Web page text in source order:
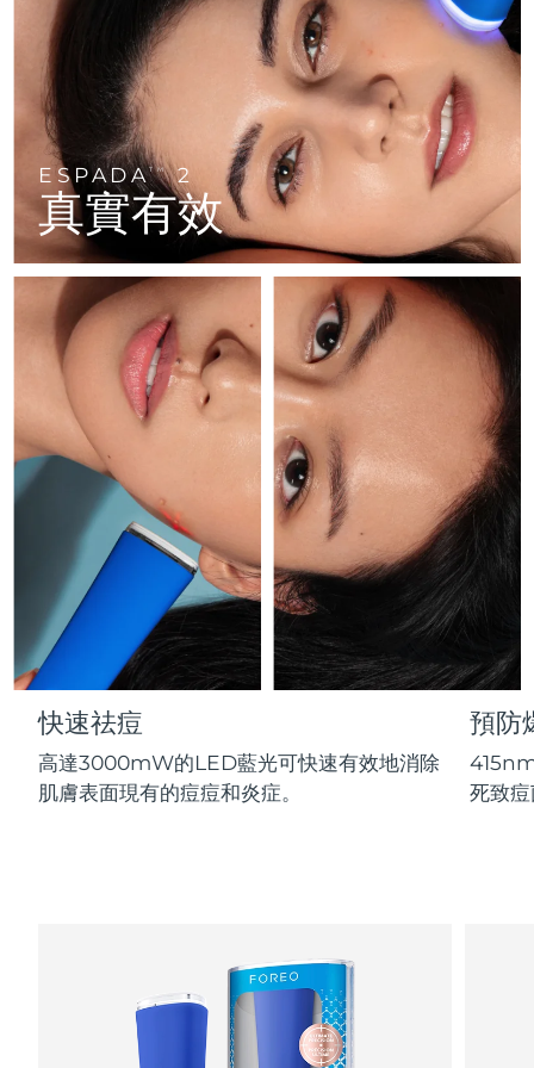
ESPADATM2
真實有效
快速祛痘
高達3000mW的LED藍光可快速有效地消除
肌膚表面現有的痘痘和炎症。
預防
死致
LUNA™ 4 mini
For young skin, T-zone
LUNA™ 4 go
For travel or gym bag
LUNA™護膚
Premium cleansers & balm
LUNA™ 設備
All facial cleansing devices
面部提拉護理
Premium anti-aging skincare
BEAR™ 設備
All premium facelift devices
UFO™ 3 mini
Red light therapy device for young skin
UFO™ 3 go
Portable red light therapy
面膜
Rejuvenation & hydration
UFO™ 設備
All deep facial hydration devices
issa™ 4 smile
Hybrid silicone sonic toothbrush
issa™ 4 baby
For ages 0-3
issa™ Teeth Whitening Set
Dual LED + sonic device & 18% PAP gel
ISSA™ 設備
All silicone sonic toothbrushes
FAQ™ 101
Clinical anti-aging
FAQ™ 102
Advanced clinical anti-aging
FAQ™ 103
Luxurious clinical anti-aging set
FAQ™ P1 Primer
Manuka honey primer
FAQ™護膚品
All FAQ™ skincare
FAQ™產品
All anti-aging treatments
FAQ™ 201
LED mask
FAQ™ 202
LED mask
FAQ™ 211
Anti-aging neck & décolleté LED mask
FAQ™ 221
Anti-aging LED hand mask
FAQ™護膚品
All FAQ™ skincare
FAQ™產品
All LED treatments
生髮
FAQ™ 301
LED hair strengthening scalp massager
FAQ™ Scalp Serum
Scalp recovery probiotic serum
FAQ™護膚品
All FAQ™ skincare
FAQ™產品
All hair treatments
肌膚年輕化
NEW
FAQ™ 501
Full-Spectrum Red Light Therapy
FAQ™ 502
Full-Spectrum Red Light Therapy
FAQ™ Red Light Serum
FAQ™ skincare
All FAQ™ skincare
FAQ™ products
All toning treatments
保健品
NEW
專業治療
脫毛
PEACH™ 2 Pro Max
Professional IPL hair removal device
PEACH™ 2
IPL hair removal
PEACH™ 2 go
Travel-friendly IPL hair removal
身體護理
BEAR™ 2 body
Microcurrent body toning
LUNA™ 4 body
Massaging body brush
SUPERCHARGED™ serum
Firming body serum
痘肌護理
ESPADA™ 2 plus
Recurring acne LED therapy
ESPADA™ 2
Acne treatment device
ESPADA™ 設備
All acne treatment devices
眼部護理
BEAR™ 2 eyes & lips
Microcurrent line smoothing device
IRIS™ 2
Rejuvenating eye massager
眼部護理設備
All revitalizing eye massagers
毛孔護理
KIWI™ derma
KIWI™ 皮肤护理
護發
LUNA™ 4 hair
LUNA™ Dual-Peptide Scalp
Serum
NEW
Dual LED + sonic device & 18% PAP gel
issa™ Teeth Whitening Gel
中國 預計送達日期09/08/2026
哥倫比亞 預計送達日期
克羅埃西亞 預計送達日期 09/08/2026
賽普勒斯 10/08/2026
捷克 09/08/2026
丹麥 預計送達日期09/08/2026
愛沙尼亞 預計送達日期 09/08/2026
芬蘭 預計送達日期 09/08/2026
法國 預計送達日期 09/08/2026
法屬玻里尼西亞 預計送達日期 13/08/2026
德國 預計送達日期09/08/2026
直布羅陀 預計送達日期13/08/2026
希臘 預計送達日期09/08/2026
中國香港特別行政區 10/08/2026
匈牙利 09/08/2026
預計送達日期
預計送達日期